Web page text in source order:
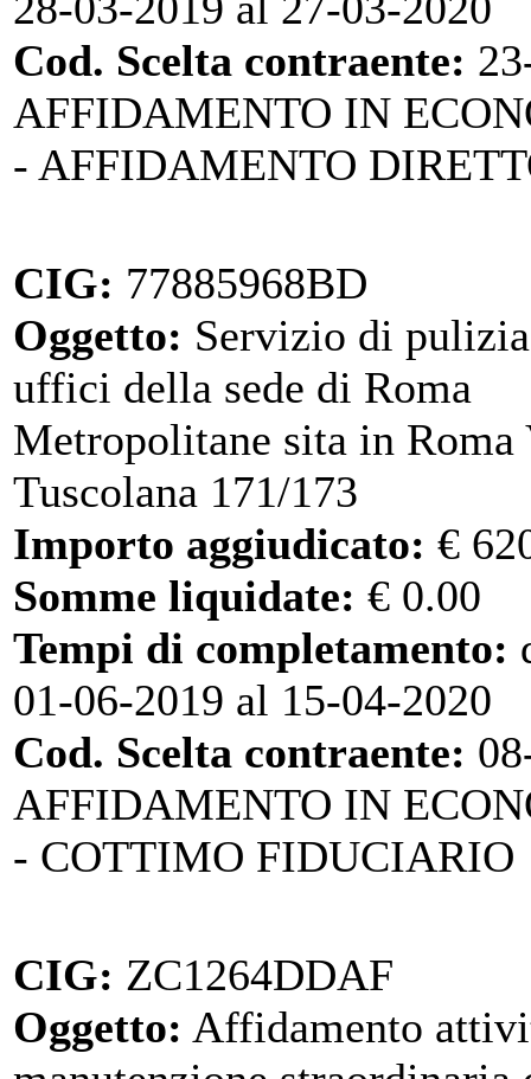
Cod. Scelta contraente:
AFFIDAMENTO IN
- AFFIDAMENTO
CIG: 77885968BD
Oggetto: Servizio di
uffici della sede di Roma
Metropolitane sita in Roma
Tuscolana 171/173
Importo aggiudicato: €
Somme liquidate: € 0.00
Tempi di completamento:
01-06-2019 al 15-04-2020
Cod. Scelta contraente:
AFFIDAMENTO IN
- COTTIMO FIDUCIARIO
CIG: ZC1264DDAF
Oggetto: Affidamento